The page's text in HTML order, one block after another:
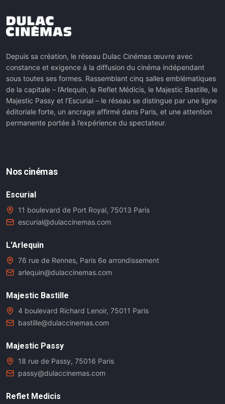
Depuis sa création, le réseau Dulac Cinémas œuvre avec
constance et exigence à la diffusion du cinéma indépendant
sous toutes ses formes. Rassemblant cinq salles emblématiques
de la capitale – l’Arlequin, le Reflet Médicis, le Majestic Bastille, le
Majestic Passy et l’Escurial – le réseau se distingue par une ligne
éditoriale forte, un ancrage affirmé dans Paris, et une attention
permanente portée à l’expérience du spectateur.
Nos cinémas
Escurial
11 boulevard de Port Royal, 75013 Paris
escurial@dulaccinemas.com
L'Arlequin
76 rue de Rennes, Paris 6e arrondissement
arlequin@dulaccinemas.com
Majestic Bastille
4 boulevard Richard Lenoir, 75011 Paris
bastille@dulaccinemas.com
Majestic Passy
18 rue de Passy, 75016 Paris
passy@dulaccinemas.com
Reflet Medicis